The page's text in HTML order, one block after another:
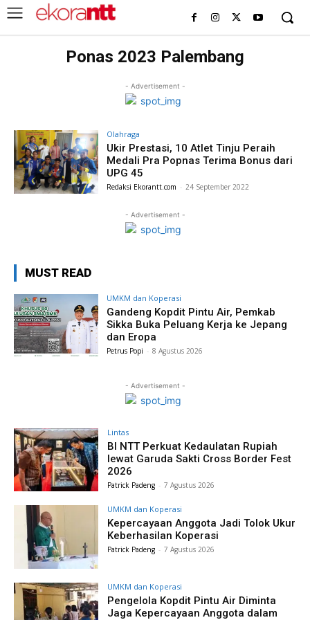
Ponas 2023 Palembang
- Advertisement -
Olahraga
Ukir Prestasi, 10 Atlet Tinju Peraih
Medali Pra Popnas Terima Bonus dari
UPG 45
Redaksi Ekorantt.com - 24 September 2022
- Advertisement -
MUST READ
UMKM dan Koperasi
Gandeng Kopdit Pintu Air, Pemkab
Sikka Buka Peluang Kerja ke Jepang
dan Eropa
Petrus Popi - 8 Agustus 2026
- Advertisement -
Lintas
BI NTT Perkuat Kedaulatan Rupiah
lewat Garuda Sakti Cross Border Fest
2026
Patrick Padeng - 7 Agustus 2026
UMKM dan Koperasi
Kepercayaan Anggota Jadi Tolok Ukur
Keberhasilan Koperasi
Patrick Padeng - 7 Agustus 2026
UMKM dan Koperasi
Pengelola Kopdit Pintu Air Diminta
Jaga Kepercayaan Anggota dalam